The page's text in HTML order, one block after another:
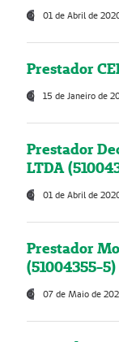
01 de Abril de
Prestador
15 de Janeiro de
Prestador
LTDA
01 de Abril de
Prestador
(51004355-5)
07 de Maio de